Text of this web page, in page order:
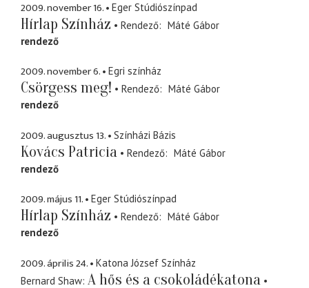
2009. november 16. Eger Stúdiószínpad
Hírlap Színház Rendező
Máté Gábor
rendező
2009. november 6. Egri színház
Csörgess meg! Rendező
Máté Gábor
rendező
2009. augusztus 13. Színházi Bázis
Kovács Patricia Rendező
Máté Gábor
rendező
2009. május 11. Eger Stúdiószínpad
Hírlap Színház Rendező
Máté Gábor
rendező
2009. április 24.
Katona József Színház
Bernard Shaw A hős és a csokoládékatona